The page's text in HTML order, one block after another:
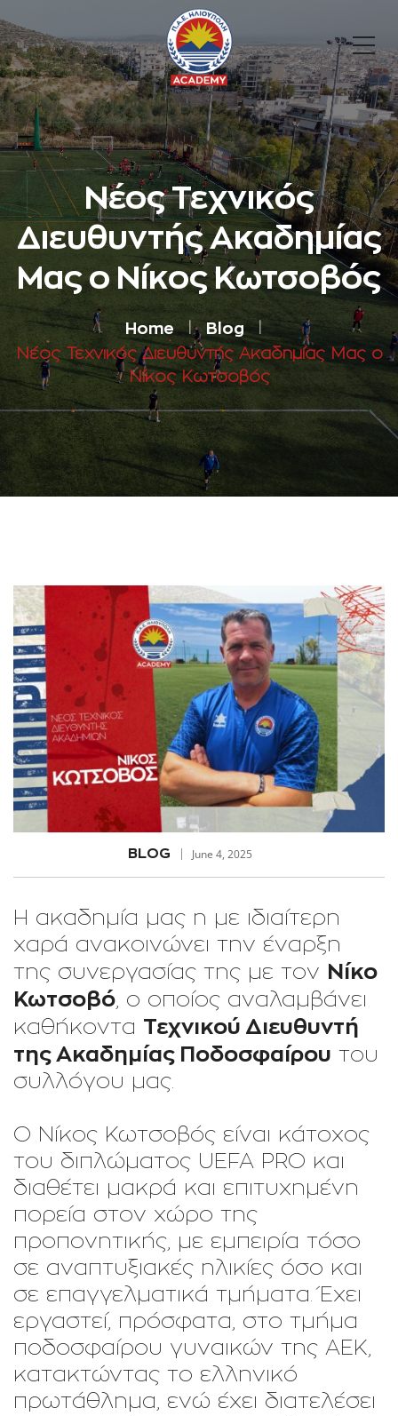
Νέος Τεχνικός
Διευθυντής Ακαδημίας
Μας ο Νίκος Κωτσοβός
Home Blog
Νέος Τεχνικός Διευθυντής Ακαδημίας Μας ο
Νίκος Κωτσοβός
BLOG June 4, 2025
Η ακαδημία μας η με ιδιαίτερη
χαρά ανακοινώνει την έναρξη
της συνεργασίας της με τον Νίκο
Κωτσοβό , ο οποίος αναλαμβάνει
καθήκοντα Τεχνικού Διευθυντή
της Ακαδημίας Ποδοσφαίρου του
συλλόγου μας.
Ο Νίκος Κωτσοβός είναι κάτοχος
του διπλώματος UEFA PRO και
διαθέτει μακρά και επιτυχημένη
πορεία στον χώρο της
προπονητικής, με εμπειρία τόσο
σε αναπτυξιακές ηλικίες όσο και
σε επαγγελματικά τμήματα. Έχει
εργαστεί, πρόσφατα, στο τμήμα
ποδοσφαίρου γυναικών της ΑΕΚ,
κατακτώντας το ελληνικό
πρωτάθλημα, ενώ έχει διατελέσει